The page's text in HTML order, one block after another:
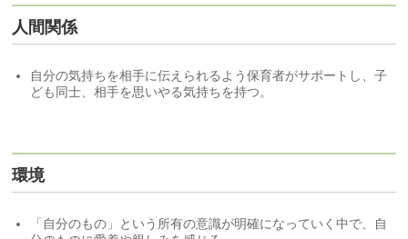
人間関係
自分の気持ちを相手に伝えられるよう保育者がサポートし、子
ども同士、相手を思いやる気持ちを持つ。
環境
「自分のもの」という所有の意識が明確になっていく中で、自